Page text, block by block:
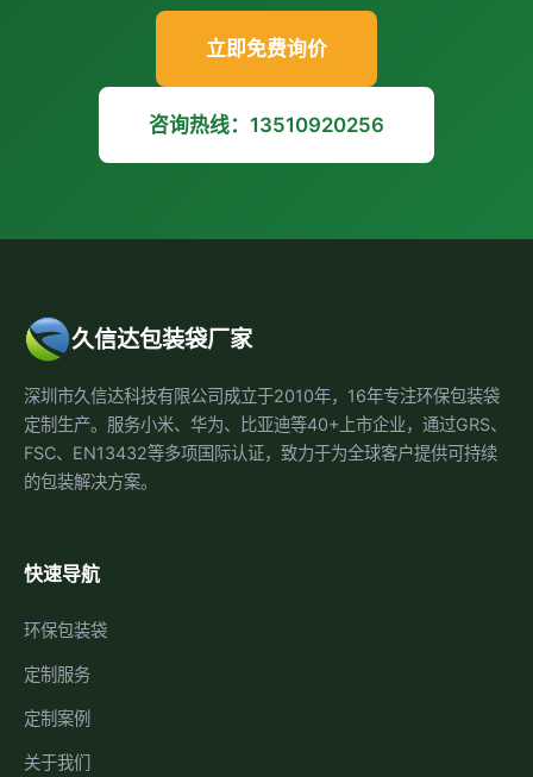
立即免费询价
咨询热线：13510920256
久信达包装袋厂家
深圳市久信达科技有限公司成立于2010年，16年专注环保包装袋
定制生产。服务小米、华为、比亚迪等40+上市企业，通过GRS、
FSC、EN13432等多项国际认证，致力于为全球客户提供可持续
的包装解决方案。
快速导航
环保包装袋
定制服务
定制案例
关于我们